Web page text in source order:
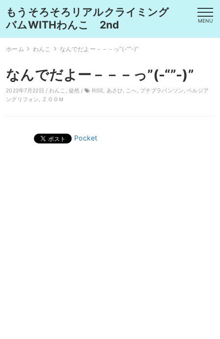
もうそろそろリアルクライミング
バムWITHわんこ 2nd
MENU
ホーム わんこ なんでだよー－－－っ”(-“”-)”
なんでだよー－－－っ”(-“”-)”
2022年7月22日 / わんこ 徒然 / RISE あさひ こへ プチブラバンソン ,ベルジア
ングリフォン
ＺＯＯＭ
Pocket